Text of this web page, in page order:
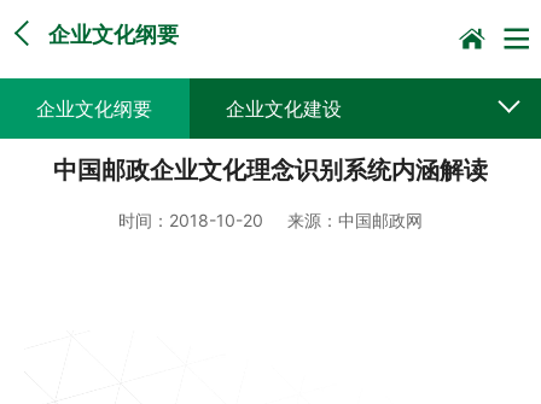
企业文化纲要
企业文化纲要 企业文化建设
中国邮政企业文化理念识别系统内涵解读
时间： 2018-10-20 来源： 中国邮政网